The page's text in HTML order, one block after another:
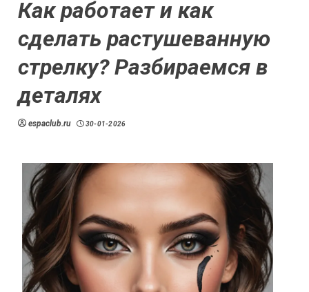
Как работает и как
сделать растушеванную
стрелку? Разбираемся в
деталях
espaclub.ru 30-01-2026